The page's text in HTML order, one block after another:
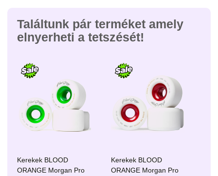
Találtunk pár terméket amely
elnyerheti a tetszését!
Kerekek BLOOD
ORANGE Morgan Pro
Kerekek BLOOD
ORANGE Morgan Pro